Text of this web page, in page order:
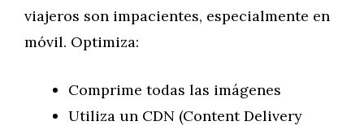
viajeros son impacientes, especialmente en
móvil. Optimiza:
Comprime todas las imágenes
Utiliza un CDN (Content Delivery